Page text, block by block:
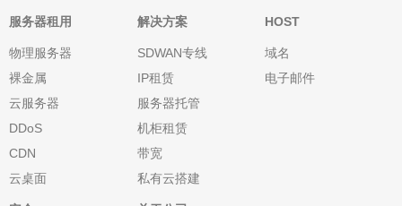
服务器租用
物理服务器
裸金属
云服务器
DDoS
CDN
云桌面
解决方案
SDWAN专线
IP租赁
服务器托管
机柜租赁
带宽
私有云搭建
HOST
域名
电子邮件